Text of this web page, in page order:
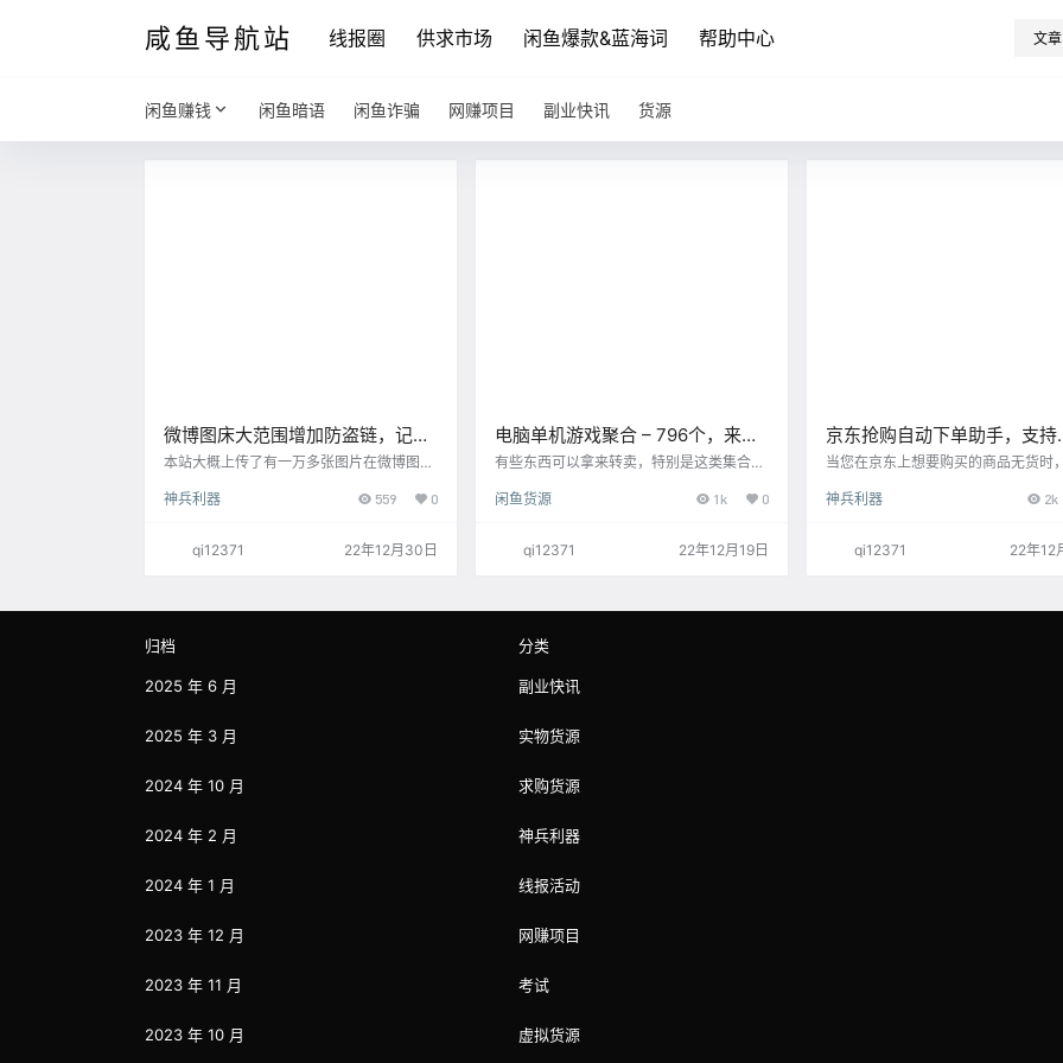
咸鱼导航站 线报圈 供求市场 闲鱼爆款&蓝海词 帮助中心 文章
闲鱼赚钱 闲鱼暗语 闲鱼诈骗 网赚项目 副业快讯 货源
微博图床大范围增加防盗链，记录
一次转移图床的经历
本站大概上传了有一万多张图片在微博图
因为微博图床无论是打开速度还是上传数
现大规模的图片无法显示还是很蛋疼的。 比
如这几天网站打开就出现图片无法显示的问
张图片，总计1.25G，也不大，不过github
缓…
神兵利器 559 0
qi12371 22年12月30日
电脑单机游戏聚合 – 796个，来自
淘宝付费购买
有些东西可以拿来转卖，特别是这类集合，
合，就不会。 https://www.aliyundrive.co
制本段内容，打开「阿里云盘」APP ，无需
下载极速在线查看，视频原画倍速播放。
闲鱼货源 1k 0
qi12371 22年12月19日
京东抢购自动下单助手，支持
Windows、MacOS 系统
当您在京东上想要购买的商品无货时
货时第一时间自动尝试下单，且下单
限，监听到货源后并不能保证一定下单
功，只能保证让你和全国黄牛站在同
里提供GUI版本的下载。 京东自动下
神兵利器 2k
qi12371 22年12
归档
2025 年 6 月
2025 年 3 月
2024 年 10 月
2024 年 2 月
2024 年 1 月
2023 年 12 月
2023 年 11 月
2023 年 10 月
分类
副业快讯
实物货源
求购货源
神兵利器
线报活动
网赚项目
考试
虚拟货源